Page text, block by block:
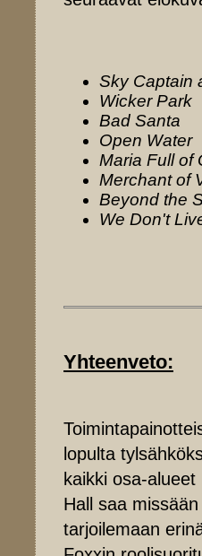
Sky Captain
Wicker Park
Bad Santa
Open Water
Maria Full of
Merchant of
Beyond the
We Don't
Yhteenveto:
lopulta
kaikki osa-
Hall saa
tarjoilemaan